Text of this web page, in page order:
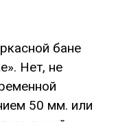
бане
Нет, не
50 мм. или